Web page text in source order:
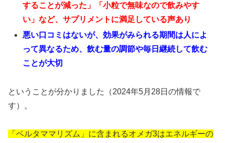
することが減った」「小粒で無味なので飲みやす
い」など、サプリメントに満足している声あり
悪い口コミはないが、効果がみられる期間は人によ
って異なるため、飲む量の調節や毎日継続して飲む
ことが大切
ということが分かりました（2024年5月28日の情報で
す）。
「ベルタママリズム」に含まれるオメガ3はエネルギーの